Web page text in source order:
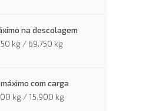
na descolagem
kg / 69.750 kg
com carga
kg / 15.900 kg